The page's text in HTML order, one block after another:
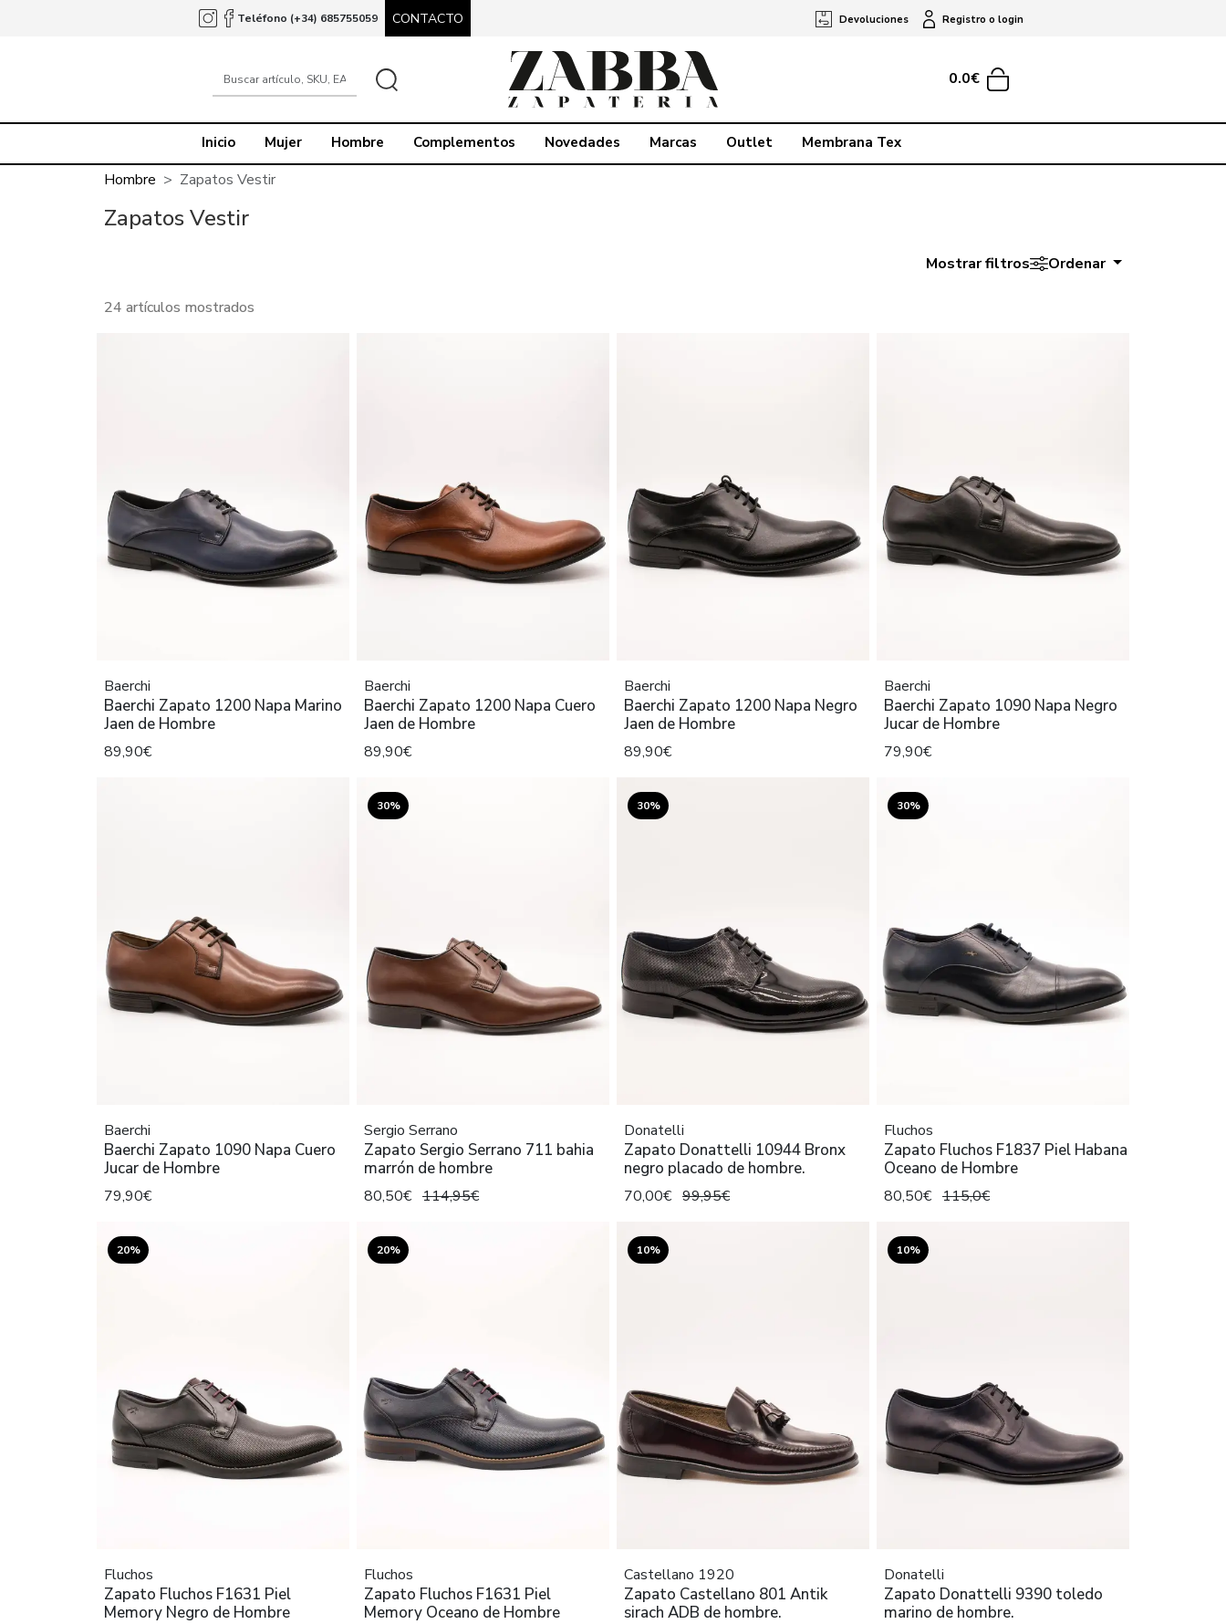
Teléfono (+34) 685755059 CONTACTO Devoluciones Registro o login
0.0€
Inicio Mujer Hombre Complementos Novedades Marcas Outlet Membrana Tex
Hombre Zapatos Vestir
Zapatos Vestir
Mostrar filtros Ordenar
24 artículos mostrados
Baerchi
Baerchi Zapato 1200 Napa Marino
Jaen de Hombre
89,90€
Baerchi
Baerchi Zapato 1200 Napa Cuero
Jaen de Hombre
89,90€
Baerchi
Baerchi Zapato 1200 Napa Negro
Jaen de Hombre
89,90€
Baerchi
Baerchi Zapato 1090 Napa Negro
Jucar de Hombre
79,90€
Baerchi
Baerchi Zapato 1090 Napa Cuero
Jucar de Hombre
79,90€
30%
Sergio Serrano
Zapato Sergio Serrano 711 bahia
marrón de hombre
80,50€ 114,95€
30%
Donatelli
Zapato Donattelli 10944 Bronx
negro placado de hombre.
70,00€ 99,95€
30%
Fluchos
Zapato Fluchos F1837 Piel Habana
Oceano de Hombre
80,50€ 115,0€
20%
Fluchos
Zapato Fluchos F1631 Piel
Memory Negro de Hombre
20%
Fluchos
Zapato Fluchos F1631 Piel
Memory Oceano de Hombre
10%
Castellano 1920
Zapato Castellano 801 Antik
sirach ADB de hombre.
10%
Donatelli
Zapato Donattelli 9390 toledo
marino de hombre.